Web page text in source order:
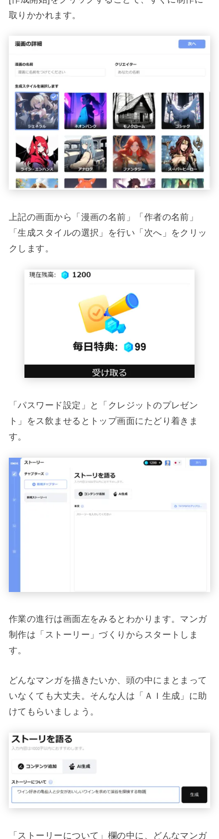
取りかかれます。
上記の画面から「漫画の名前」「作者の名前」
「生成スタイルの選択」を行い「次へ」をクリッ
クします。
「パスワード設定」と「クレジットのプレゼン
ト」をス飲ませるとトップ画面にたどり着きま
す。
作業の進行は画面左をみるとわかります。マンガ
制作は「ストーリー」づくりからスタートしま
す。
どんなマンガを描きたいか、頭の中にまとまって
いなくても大丈夫。そんな人は「ＡＩ生成」に助
けてもらいましょう。
「ストーリーについて」欄の中に、どんなマンガ